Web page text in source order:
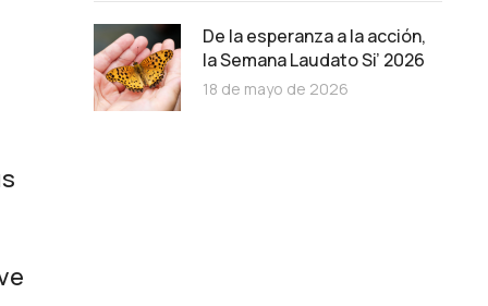
De la esperanza a la acción,
la Semana Laudato Si’ 2026
18 de mayo de 2026